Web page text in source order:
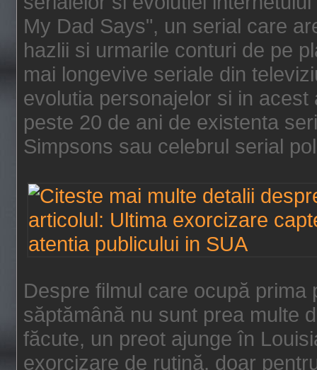
My Dad Says", un serial care
hazlii si urmarile conturi de pe
mai longevive seriale din
evolutia personajelor si in
peste 20 de ani de existenta
Simpsons sau celebrul serial
Despre filmul care ocupă
săptămână nu sunt prea multe
făcute, un preot ajunge în
exorcizare de rutină, doar